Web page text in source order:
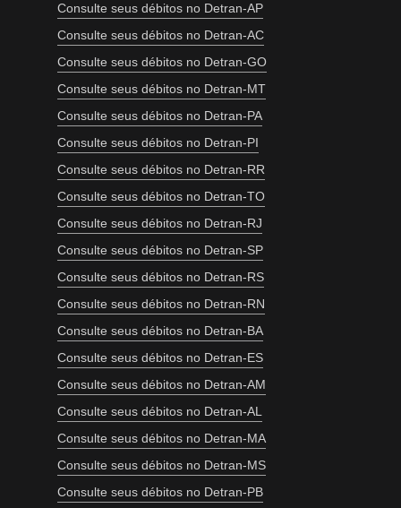
Consulte seus débitos no Detran-AP
Consulte seus débitos no Detran-AC
Consulte seus débitos no Detran-GO
Consulte seus débitos no Detran-MT
Consulte seus débitos no Detran-PA
Consulte seus débitos no Detran-PI
Consulte seus débitos no Detran-RR
Consulte seus débitos no Detran-TO
Consulte seus débitos no Detran-RJ
Consulte seus débitos no Detran-SP
Consulte seus débitos no Detran-RS
Consulte seus débitos no Detran-RN
Consulte seus débitos no Detran-BA
Consulte seus débitos no Detran-ES
Consulte seus débitos no Detran-AM
Consulte seus débitos no Detran-AL
Consulte seus débitos no Detran-MA
Consulte seus débitos no Detran-MS
Consulte seus débitos no Detran-PB